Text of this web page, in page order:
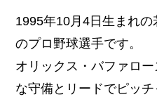
1995年10月4日生まれ
のプロ野球選手です。
オリックス・バファロ
な守備とリードでピッ